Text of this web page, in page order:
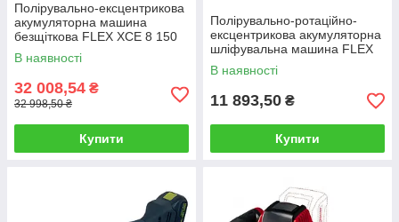
Полірувально-ексцентрикова
акумуляторна машина
безщіткова FLEX XCE 8 150
18-EC Set з ексцентриком 8
мм.
В наявності
32 008,54 ₴
32 998,50 ₴
Купити
Полірувально-ротаційно-
ексцентрикова акумуляторна
шліфувальна машина FLEX
PXE 80 12-EC без АКБ та
зарядного
В наявності
11 893,50 ₴
Купити